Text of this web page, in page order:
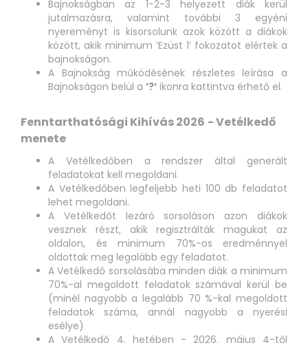
Bajnokságban az 1-2-3 helyezett diák kerül
jutalmazásra, valamint további 3 egyéni
nyereményt is kisorsolunk azok között a diákok
között, akik minimum ’Ezüst 1’ fokozatot elértek a
bajnokságon.
A Bajnokság működésének részletes leírása a
Bajnokságon belül a ’?’ ikonra kattintva érhető el.
Fenntarthatósági Kihívás 2026 - Vetélkedő
menete
A Vetélkedőben a rendszer által generált
feladatokat kell megoldani.
A Vetélkedőben legfeljebb heti 100 db feladatot
lehet megoldani.
A Vetélkedőt lezáró sorsoláson azon diákok
vesznek részt, akik regisztrálták magukat az
oldalon, és minimum 70%-os eredménnyel
oldottak meg legalább egy feladatot.
A Vetélkedő sorsolásába minden diák a minimum
70%-al megoldott feladatok számával kerül be
(minél nagyobb a legalább 70 %-kal megoldott
feladatok száma, annál nagyobb a nyerési
esélye)
A Vetélkedő 4. hetében - 2026. május 4-től